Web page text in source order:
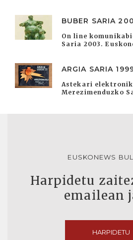
BUBER SARIA
On line
Saria 2003.
ARGIA SARIA
Astekari
Merezimenduzko
EUSKONEWS
Harpidetu
emailean
HARPIDETU